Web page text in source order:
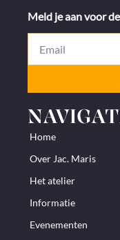
Meld je aan voor
Home
Over Jac. Maris
Het atelier
Informatie
Evenementen